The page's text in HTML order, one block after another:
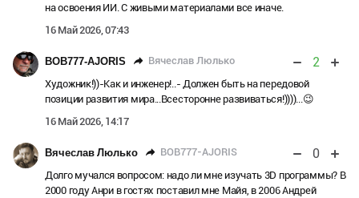
на освоения ИИ. С живыми материалами все иначе.
16 Май 2026, 07:43
BOB777-AJORIS Вячеслав Люлько 2
Художник!))-Как и инженер!..- Должен быть на передовой
позиции развития мира...Всесторонне развиваться!))))...😉
16 Май 2026, 14:17
Вячеслав Люлько BOB777-AJORIS 0
Долго мучался вопросом: надо ли мне изучать 3D программы? В
2000 году Анри в гостях поставил мне Майя, в 2006 Андрей